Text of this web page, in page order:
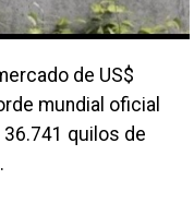
de US$
mundial oficial
quilos de